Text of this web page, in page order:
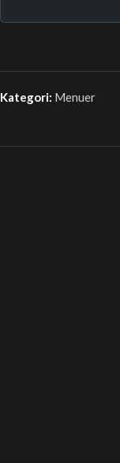
Kategori: Menuer